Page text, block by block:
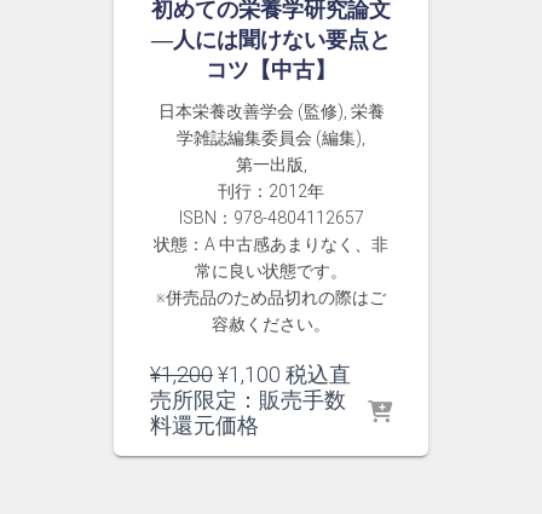
初めての栄養学研究論文
―人には聞けない要点と
コツ【中古】
日本栄養改善学会 (監修), 栄養
学雑誌編集委員会 (編集),
第一出版,
刊行：2012年
ISBN：978-4804112657
状態：A 中古感あまりなく、非
常に良い状態です。
※併売品のため品切れの際はご
容赦ください。
¥1,200元
の
価
¥1,100 現
在
税込直
売所限定：販売手数
料還元価格